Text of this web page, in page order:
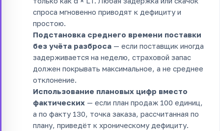
спроса мгновенно приводят к дефициту и
простою.
Подстановка среднего времени поставки
без учёта разброса — если поставщик иногда
задерживается на неделю, страховой запас
должен покрывать максимальное, а не среднее
отклонение.
Использование плановых цифр вместо
фактических — если план продаж 100 единиц,
а по факту 130, точка заказа, рассчитанная по
плану, приведёт к хроническому дефициту.